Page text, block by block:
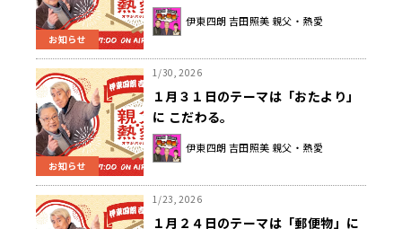
お知らせ
『とっておきの話にこだわる』
伊東四朗 吉田照美 親父・熱愛
お知らせ
1/30, 2026
１月３１日のテーマは「おたより」
に こだわる。
伊東四朗 吉田照美 親父・熱愛
1/23, 2026
１月２４日のテーマは「郵便物」に